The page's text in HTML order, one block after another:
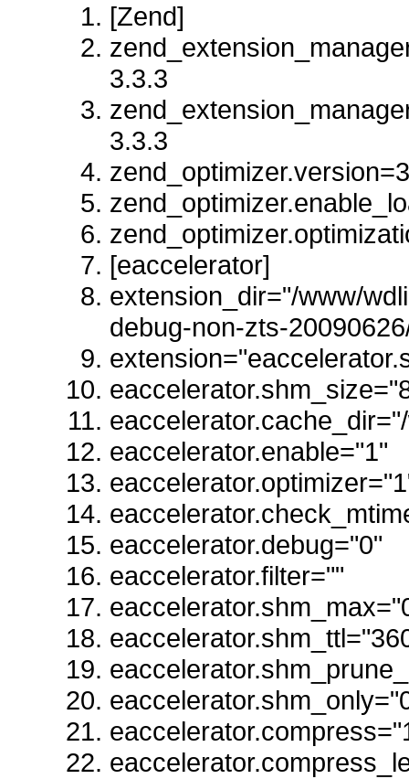
[Zend]
3.3.3
3.3.3
[eaccelerator]
extension_dir="/www/
debug-non-zts-
eaccelerator.enable="1"
eaccelerator.debug="0"
eaccelerator.filter=""